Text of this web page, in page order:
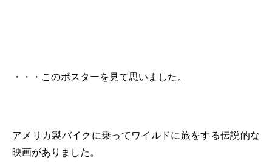
・・・このポスターを見て思いました。
アメリカ製バイクに乗ってワイルドに旅をする伝説的な
映画がありました。